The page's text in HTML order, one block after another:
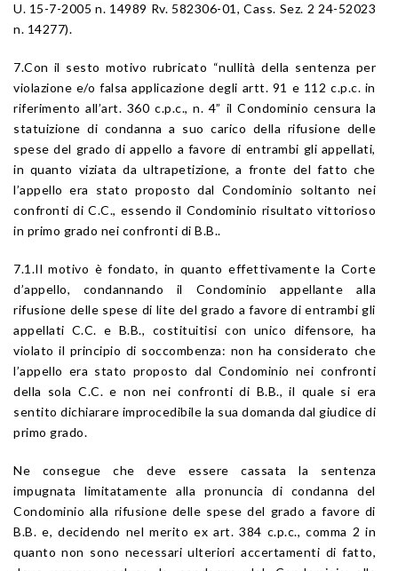
U. 15-7-2005 n. 14989 Rv. 582306-01, Cass. Sez. 2 24-52023
n. 14277).
7.Con il sesto motivo rubricato “nullità della sentenza per
violazione e/o falsa applicazione degli artt. 91 e 112 c.p.c. in
riferimento all’art. 360 c.p.c., n. 4” il Condominio censura la
statuizione di condanna a suo carico della rifusione delle
spese del grado di appello a favore di entrambi gli appellati,
in quanto viziata da ultrapetizione, a fronte del fatto che
l’appello era stato proposto dal Condominio soltanto nei
confronti di C.C., essendo il Condominio risultato vittorioso
in primo grado nei confronti di B.B..
7.1.Il motivo è fondato, in quanto effettivamente la Corte
d’appello, condannando il Condominio appellante alla
rifusione delle spese di lite del grado a favore di entrambi gli
appellati C.C. e B.B., costituitisi con unico difensore, ha
violato il principio di soccombenza: non ha considerato che
l’appello era stato proposto dal Condominio nei confronti
della sola C.C. e non nei confronti di B.B., il quale si era
sentito dichiarare improcedibile la sua domanda dal giudice di
primo grado.
Ne consegue che deve essere cassata la sentenza
impugnata limitatamente alla pronuncia di condanna del
Condominio alla rifusione delle spese del grado a favore di
B.B. e, decidendo nel merito ex art. 384 c.p.c., comma 2 in
quanto non sono necessari ulteriori accertamenti di fatto,